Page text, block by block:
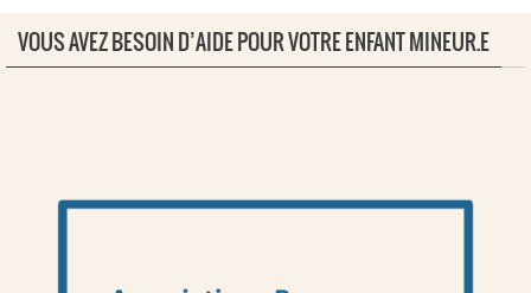
VOUS AVEZ BESOIN D’AIDE POUR VOTRE ENFANT MINEUR.E